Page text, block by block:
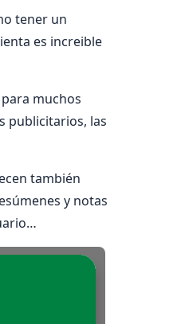
tener un
es increible
muchos
publicitarios, las
también
y notas